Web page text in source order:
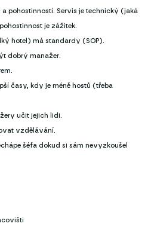
a pohostinností. Servis je technický (jaká
je zážitek.
hotel) má standardy (SOP).
dobrý manažer.
časy, kdy je méně hostů (třeba
učit jejich lidi.
vzdělávání.
šéfa dokud si sám nevyzkoušel